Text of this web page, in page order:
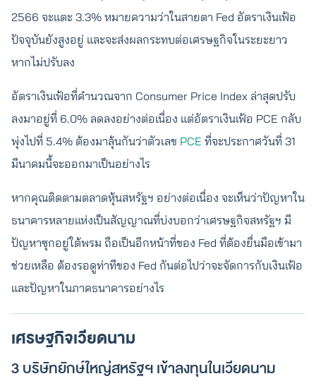
2566 จะแตะ 3.3% หมายความว่าในสายตา Fed อัตราเงินเฟ้อ
ปัจจุบันยังสูงอยู่ และจะส่งผลกระทบต่อเศรษฐกิจในระยะยาว
หากไม่ปรับลง
อัตราเงินเฟ้อที่คำนวณจาก Consumer Price Index ล่าสุดปรับ
ลงมาอยู่ที่ 6.0% ลดลงอย่างต่อเนื่อง แต่อัตราเงินเฟ้อ PCE กลับ
พุ่งไปที่ 5.4% ต้องมาลุ้นกันว่าตัวเลข PCE ที่จะประกาศวันที่ 31
มีนาคมนี้จะออกมาเป็นอย่างไร
หากคุณติดตามตลาดหุ้นสหรัฐฯ อย่างต่อเนื่อง จะเห็นว่าปัญหาใน
ธนาคารหลายแห่งเป็นสัญญาณที่บ่งบอกว่าเศรษฐกิจสหรัฐฯ มี
ปัญหาซุกอยู่ใต้พรม ถือเป็นอีกหน้าที่ของ Fed ที่ต้องยื่นมือเข้ามา
ช่วยเหลือ ต้องรอดูท่าทีของ Fed กันต่อไปว่าจะจัดการกับเงินเฟ้อ
และปัญหาในภาคธนาคารอย่างไร
เศรษฐกิจเวียดนาม
3 บริษัทยักษ์ใหญ่สหรัฐฯ เข้าลงทุนในเวียดนาม